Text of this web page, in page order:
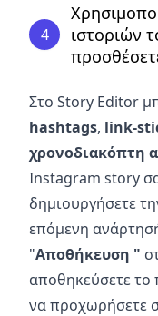
4
ιστοριών
Στο Story Editor
hashtags, link-
χρονοδιακόπτη
Instagram story
δημιουργήσετε
επόμενη
"Αποθήκευση "
αποθηκεύσετε το
να προχωρήσετε